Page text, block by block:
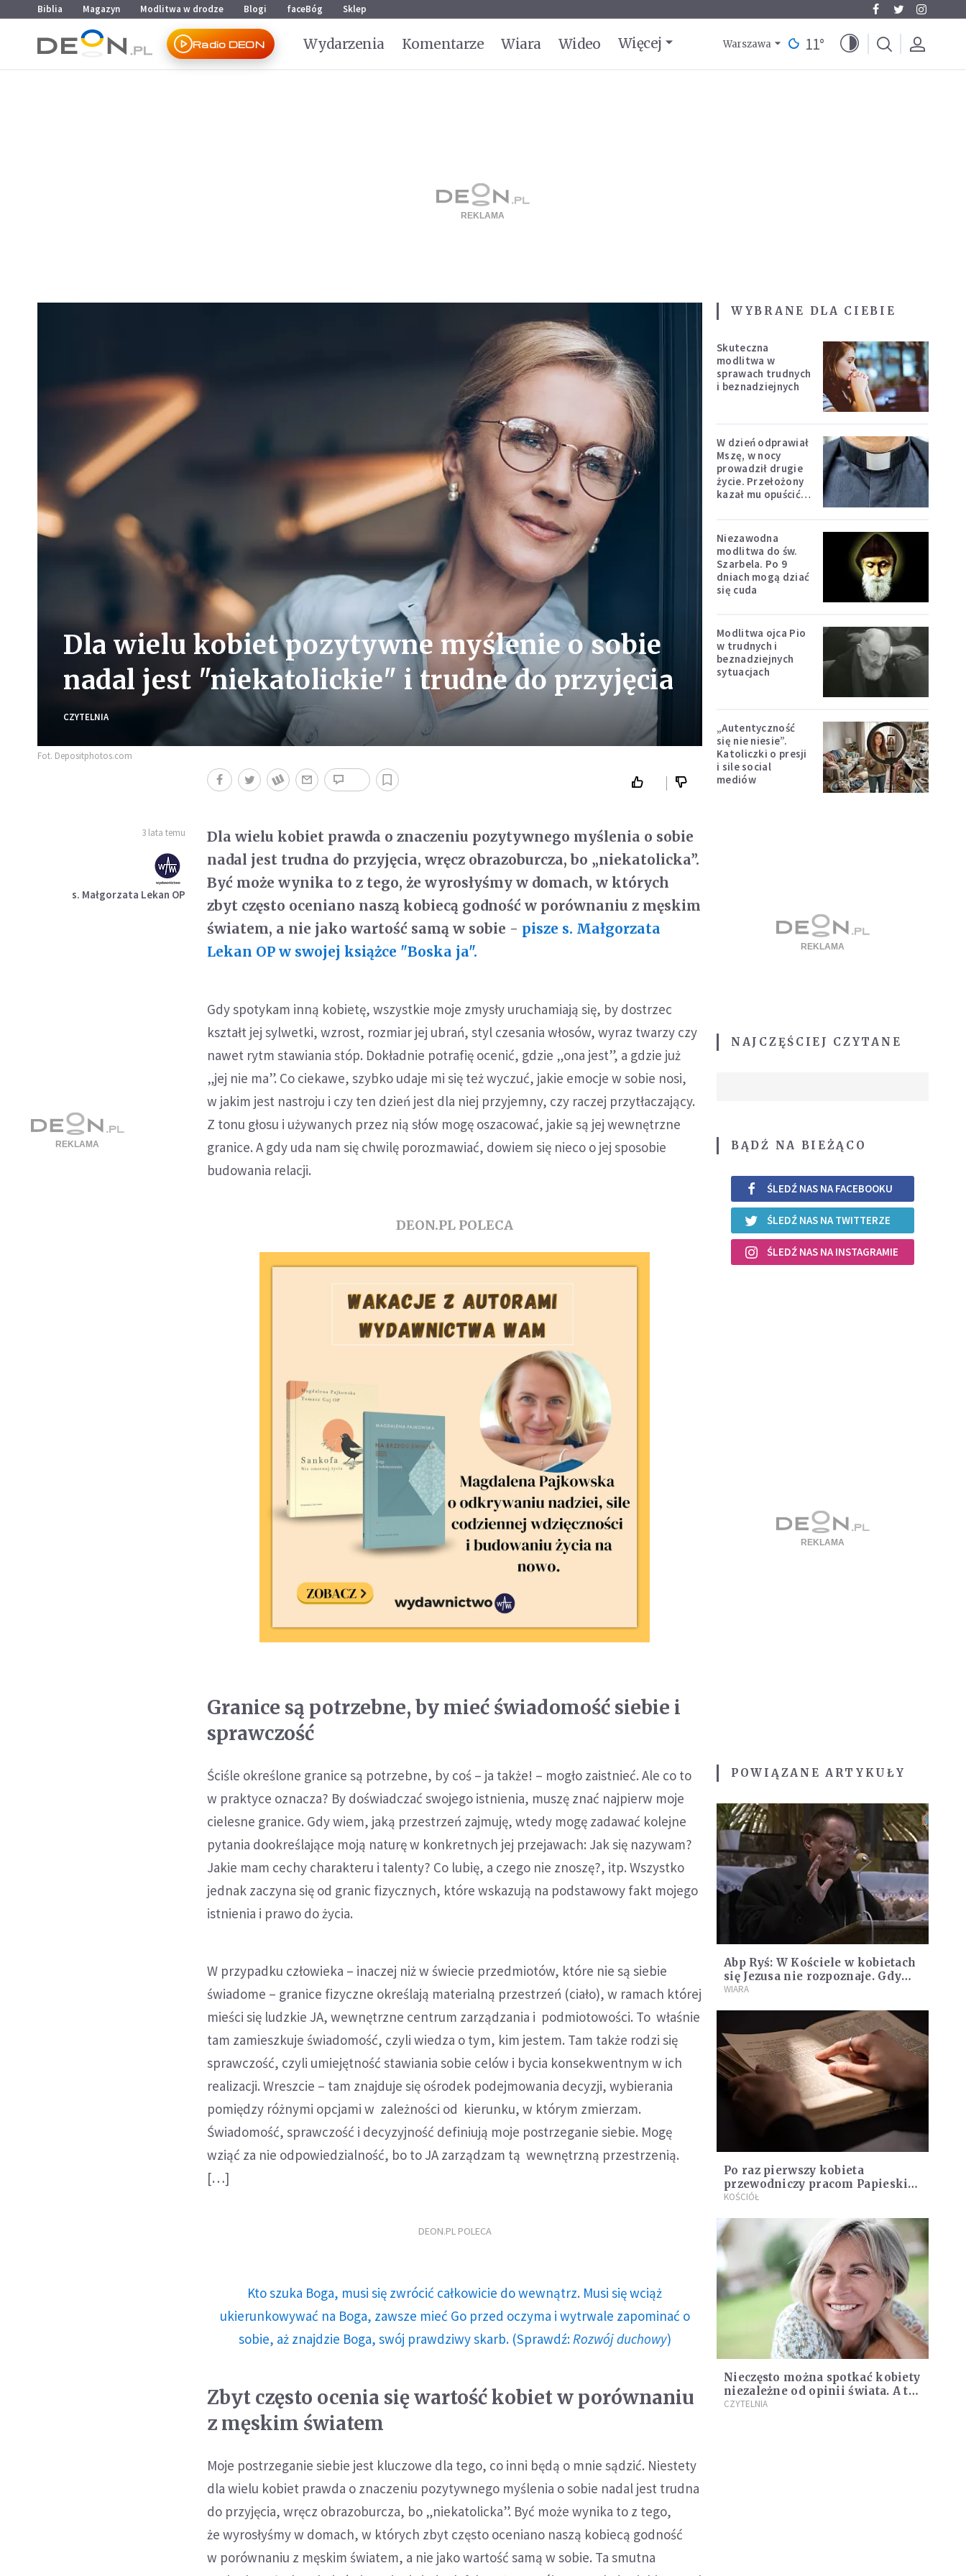
Przejdź do menu głównego
Przejdź do treści
Biblia Magazyn Modlitwa w drodze Blogi faceBóg Sklep
Radio DEON Wydarzenia Komentarze Wiara Wideo Więcej Warszawa 11°
Dla wielu kobiet pozytywne myślenie o sobie
nadal jest "niekatolickie" i trudne do przyjęcia
CZYTELNIA
Fot. Depositphotos.com
3 lata temu
s. Małgorzata Lekan OP
Dla wielu kobiet prawda o znaczeniu pozytywnego myślenia o sobie
nadal jest trudna do przyjęcia, wręcz obrazoburcza, bo „niekatolicka”.
Być może wynika to z tego, że wyrosłyśmy w domach, w których
zbyt często oceniano naszą kobiecą godność w porównaniu z męskim
światem, a nie jako wartość samą w sobie - pisze s. Małgorzata
Lekan OP w swojej książce "Boska ja".
Gdy spotykam inną kobietę, wszystkie moje zmysły uruchamiają się, by dostrzec
kształt jej sylwetki, wzrost, rozmiar jej ubrań, styl czesania włosów, wyraz twarzy czy
nawet rytm stawiania stóp. Dokładnie potrafię ocenić, gdzie „ona jest”, a gdzie już
„jej nie ma”. Co ciekawe, szybko udaje mi się też wyczuć, jakie emocje w sobie nosi,
w jakim jest nastroju i czy ten dzień jest dla niej przyjemny, czy raczej przytłaczający.
Z tonu głosu i używanych przez nią słów mogę oszacować, jakie są jej wewnętrzne
granice. A gdy uda nam się chwilę porozmawiać, dowiem się nieco o jej sposobie
budowania relacji.
DEON.PL POLECA
Granice są potrzebne, by mieć świadomość siebie i
sprawczość
Ściśle określone granice są potrzebne, by coś – ja także! – mogło zaistnieć. Ale co to
w praktyce oznacza? By doświadczać swojego istnienia, muszę znać najpierw moje
cielesne granice. Gdy wiem, jaką przestrzeń zajmuję, wtedy mogę zadawać kolejne
pytania dookreślające moją naturę w konkretnych jej przejawach: Jak się nazywam?
Jakie mam cechy charakteru i talenty? Co lubię, a czego nie znoszę?, itp. Wszystko
jednak zaczyna się od granic fizycznych, które wskazują na podstawowy fakt mojego
istnienia i prawo do życia.
W przypadku człowieka – inaczej niż w świecie przedmiotów, które nie są siebie
świadome – granice fizyczne określają materialną przestrzeń (ciało), w ramach której
mieści się ludzkie JA, wewnętrzne centrum zarządzania i podmiotowości. To właśnie
tam zamieszkuje świadomość, czyli wiedza o tym, kim jestem. Tam także rodzi się
sprawczość, czyli umiejętność stawiania sobie celów i bycia konsekwentnym w ich
realizacji. Wreszcie – tam znajduje się ośrodek podejmowania decyzji, wybierania
pomiędzy różnymi opcjami w zależności od kierunku, w którym zmierzam.
Świadomość, sprawczość i decyzyjność definiują moje postrzeganie siebie. Mogę
wziąć za nie odpowiedzialność, bo to JA zarządzam tą wewnętrzną przestrzenią.
[…]
DEON.PL POLECA
Kto szuka Boga, musi się zwrócić całkowicie do wewnątrz. Musi się wciąż
ukierunkowywać na Boga, zawsze mieć Go przed oczyma i wytrwale zapominać o
sobie, aż znajdzie Boga, swój prawdziwy skarb. (Sprawdź: Rozwój duchowy)
Zbyt często ocenia się wartość kobiet w porównaniu
z męskim światem
Moje postrzeganie siebie jest kluczowe dla tego, co inni będą o mnie sądzić. Niestety
dla wielu kobiet prawda o znaczeniu pozytywnego myślenia o sobie nadal jest trudna
do przyjęcia, wręcz obrazoburcza, bo „niekatolicka”. Być może wynika to z tego,
że wyrosłyśmy w domach, w których zbyt często oceniano naszą kobiecą godność
w porównaniu z męskim światem, a nie jako wartość samą w sobie. Ta smutna
WYBRANE DLA CIEBIE
Skuteczna
modlitwa w
sprawach trudnych
i beznadziejnych
W dzień odprawiał
Mszę, w nocy
prowadził drugie
życie. Przełożony
kazał mu opuścić
Niezawodna
modlitwa do św.
Szarbela. Po 9
dniach mogą dziać
się cuda
Modlitwa ojca Pio
w trudnych i
beznadziejnych
sytuacjach
„Autentyczność
się nie niesie”.
Katoliczki o presji
i sile social
mediów
NAJCZĘŚCIEJ CZYTANE
BĄDŹ NA BIEŻĄCO
ŚLEDŹ NAS NA FACEBOOKU
ŚLEDŹ NAS NA TWITTERZE
ŚLEDŹ NAS NA INSTAGRAMIE
POWIĄZANE ARTYKUŁY
Abp Ryś: W Kościele w kobietach
się Jezusa nie rozpoznaje. Gdy
mówią, co jest ważne, kto ich
WIARA
Po raz pierwszy kobieta
przewodniczy pracom Papieskiej
Komisji Biblijnej. Papież uważa,
KOŚCIÓŁ
Nieczęsto można spotkać kobiety
niezależne od opinii świata. A to
właśnie one pokazują, czym jest
CZYTELNIA